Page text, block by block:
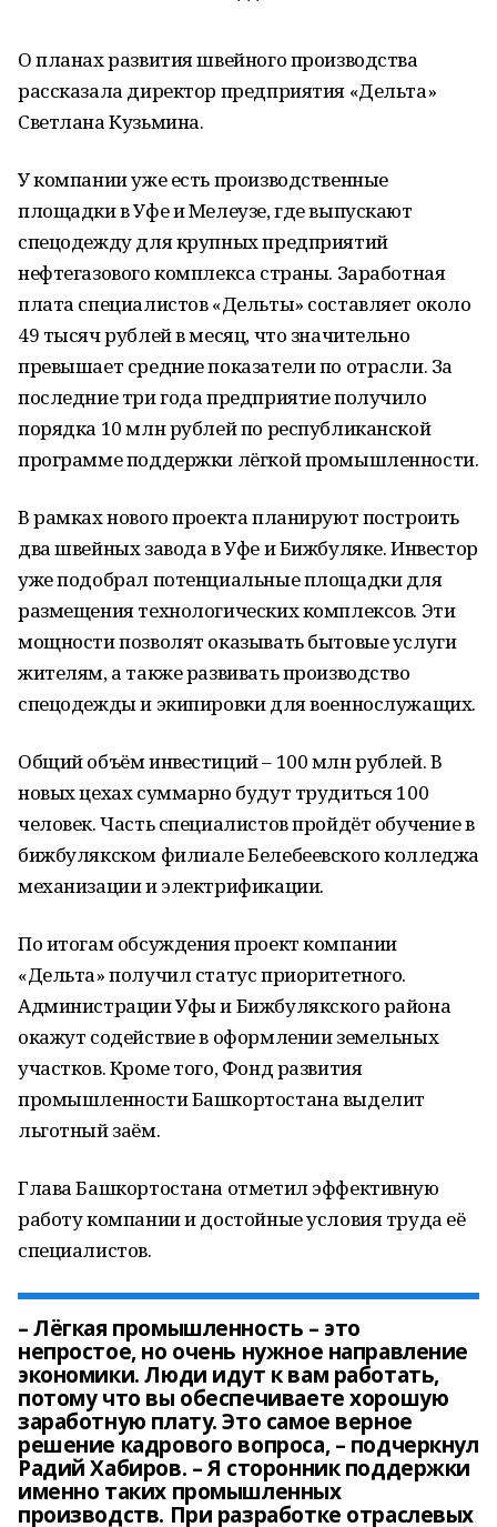
О планах развития швейного производства
рассказала директор предприятия «Дельта»
Светлана Кузьмина.
У компании уже есть производственные
площадки в Уфе и Мелеузе, где выпускают
спецодежду для крупных предприятий
нефтегазового комплекса страны. Заработная
плата специалистов «Дельты» составляет около
49 тысяч рублей в месяц, что значительно
превышает средние показатели по отрасли. За
последние три года предприятие получило
порядка 10 млн рублей по республиканской
программе поддержки лёгкой промышленности.
В рамках нового проекта планируют построить
два швейных завода в Уфе и Бижбуляке. Инвестор
уже подобрал потенциальные площадки для
размещения технологических комплексов. Эти
мощности позволят оказывать бытовые услуги
жителям, а также развивать производство
спецодежды и экипировки для военнослужащих.
Общий объём инвестиций – 100 млн рублей. В
новых цехах суммарно будут трудиться 100
человек. Часть специалистов пройдёт обучение в
бижбулякском филиале Белебеевского колледжа
механизации и электрификации.
По итогам обсуждения проект компании
«Дельта» получил статус приоритетного.
Администрации Уфы и Бижбулякского района
окажут содействие в оформлении земельных
участков. Кроме того, Фонд развития
промышленности Башкортостана выделит
льготный заём.
Глава Башкортостана отметил эффективную
работу компании и достойные условия труда её
специалистов.
– Лёгкая промышленность – это
непростое, но очень нужное направление
экономики. Люди идут к вам работать,
потому что вы обеспечиваете хорошую
заработную плату. Это самое верное
решение кадрового вопроса, – подчеркнул
Радий Хабиров. – Я сторонник поддержки
именно таких промышленных
производств. При разработке отраслевых